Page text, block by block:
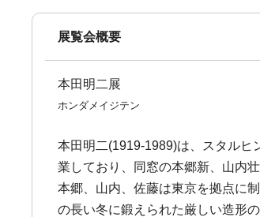
展覧会概要
本田明二展
ホンダメイジテン
本田明二(1919-1989)は、スタルヒ
業しており、同窓の本郷新、山内
本郷、山内、佐藤は東京を拠点に
の長い冬に鍛えられた厳しい造形